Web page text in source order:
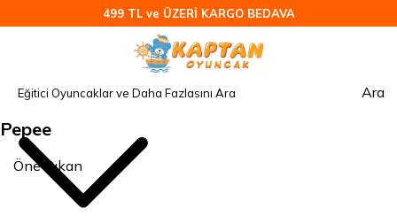
499 TL ve ÜZERİ KARGO BEDAVA
Ara
Pepee